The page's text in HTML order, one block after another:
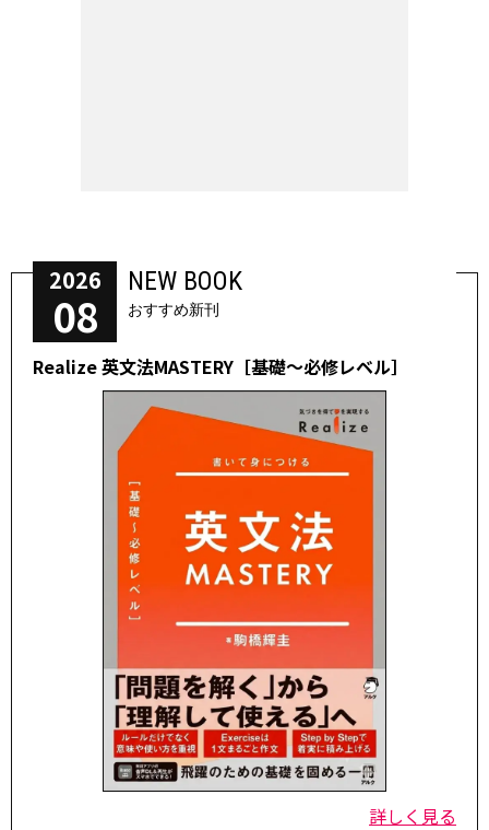
2026
08
NEW BOOK
おすすめ新刊
Realize 英文法MASTERY［基礎～必修レベル］
詳しく見る